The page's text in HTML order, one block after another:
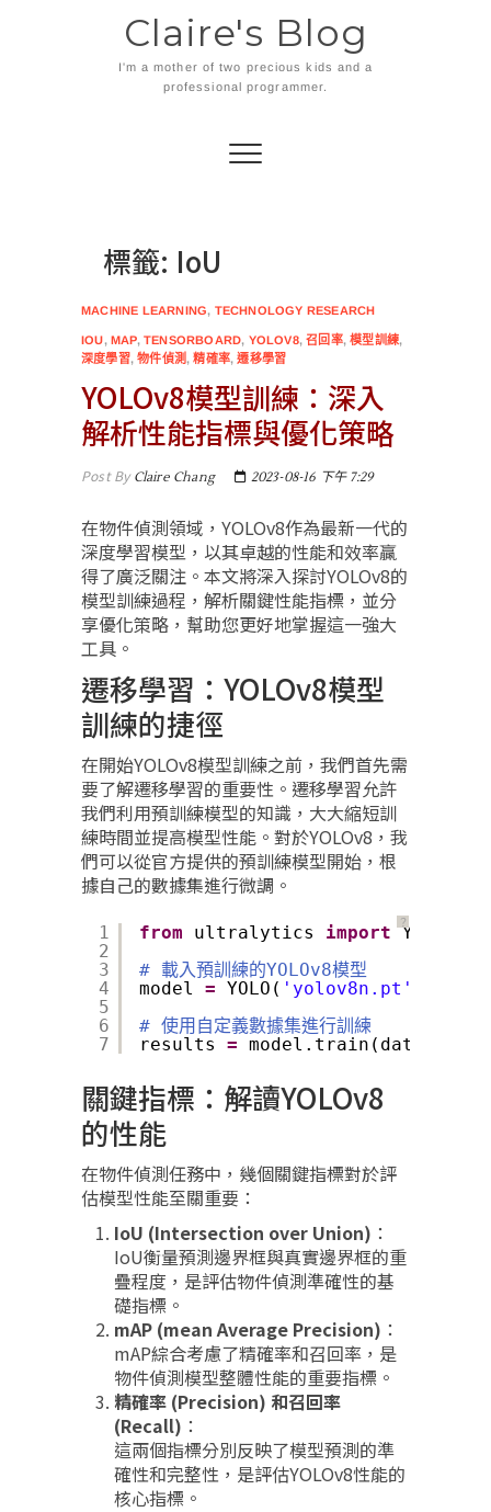
Claire's Blog
I'm a mother of two precious kids and a
professional programmer.
標籤: IoU
MACHINE LEARNING, TECHNOLOGY RESEARCH
IOU,MAP,TENSORBOARD, YOLOV8,召回率,模型訓練,
深度學習,物件偵測 ,精確率,遷移學習
YOLOv8模型訓練：深入
解析性能指標與優化策略
Post ByClaire Chang 2023-08-16 下午 7:29
在物件偵測領域，YOLOv8作為最新一代的
深度學習模型，以其卓越的性能和效率贏
得了廣泛關注。本文將深入探討YOLOv8的
模型訓練過程，解析關鍵性能指標，並分
享優化策略，幫助您更好地掌握這一強大
工具。
遷移學習：YOLOv8模型
訓練的捷徑
在開始YOLOv8模型訓練之前，我們首先需
要了解遷移學習的重要性。遷移學習允許
我們利用預訓練模型的知識，大大縮短訓
練時間並提高模型性能。對於YOLOv8，我
們可以從官方提供的預訓練模型開始，根
據自己的數據集進行微調。
？
1
2
3
4
5
6
7
from ultralytics import YOLO
# 載入預訓練的YOLOv8模型
model = YOLO( 'yolov8n.pt'
# 使用自定義數據集進行訓練
results = model.train(data
關鍵指標：解讀YOLOv8
的性能
在物件偵測任務中，幾個關鍵指標對於評
估模型性能至關重要：
IoU (Intersection over Union) ：
IoU衡量預測邊界框與真實邊界框的重
疊程度，是評估物件偵測準確性的基
礎指標。
mAP (mean Average Precision) ：
mAP綜合考慮了精確率和召回率，是
物件偵測模型整體性能的重要指標。
精確率 (Precision) 和召回率
(Recall) ：
這兩個指標分別反映了模型預測的準
確性和完整性，是評估YOLOv8性能的
核心指標。